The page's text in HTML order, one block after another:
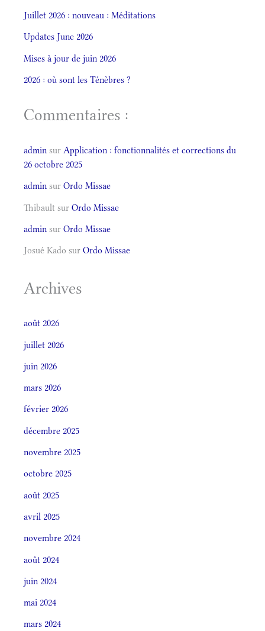
Juillet 2026 : nouveau : Méditations
Updates June 2026
Mises à jour de juin 2026
2026 : où sont les Ténèbres ?
Commentaires :
admin sur Application : fonctionnalités et corrections du
26 octobre 2025
admin sur Ordo Missae
Thibault sur Ordo Missae
admin sur Ordo Missae
Josué Kado sur Ordo Missae
Archives
août 2026
juillet 2026
juin 2026
mars 2026
février 2026
décembre 2025
novembre 2025
octobre 2025
août 2025
avril 2025
novembre 2024
août 2024
juin 2024
mai 2024
mars 2024